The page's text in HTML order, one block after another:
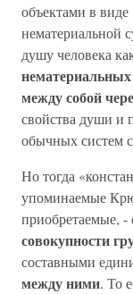
объектами в виде
нематериальной
душу человека
между собой
свойства души и
обычных систем
Но тогда
упоминаемые
приобретаемые, -
совокупности
составными
между ними. То